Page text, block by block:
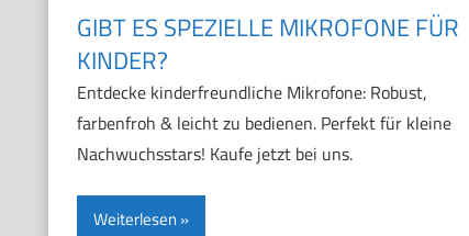
GIBT ES SPEZIELLE MIKROFONE FÜR
KINDER?
Entdecke kinderfreundliche Mikrofone: Robust,
farbenfroh & leicht zu bedienen. Perfekt für kleine
Nachwuchsstars! Kaufe jetzt bei uns.
Weiterlesen